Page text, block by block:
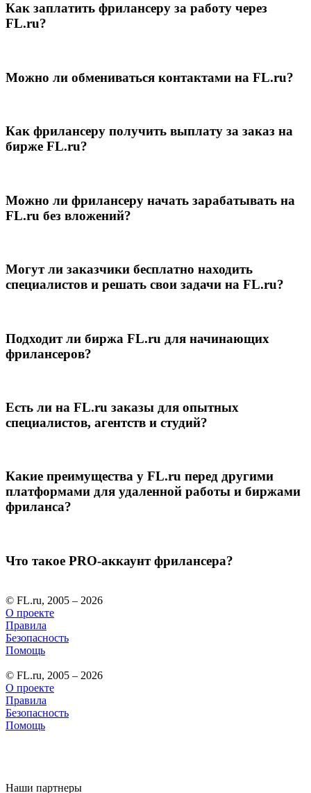
Как заплатить фрилансеру за работу через
FL.ru?
Можно ли обмениваться контактами на FL.ru?
Как фрилансеру получить выплату за заказ на
бирже FL.ru?
Можно ли фрилансеру начать зарабатывать на
FL.ru без вложений?
Могут ли заказчики бесплатно находить
специалистов и решать свои задачи на FL.ru?
Подходит ли биржа FL.ru для начинающих
фрилансеров?
Есть ли на FL.ru заказы для опытных
специалистов, агентств и студий?
Какие преимущества у FL.ru перед другими
платформами для удаленной работы и биржами
фриланса?
Что такое PRO-аккаунт фрилансера?
© FL.ru, 2005 – 2026
О проекте
Правила
Безопасность
Помощь
© FL.ru, 2005 – 2026
О проекте
Правила
Безопасность
Помощь
Наши партнеры